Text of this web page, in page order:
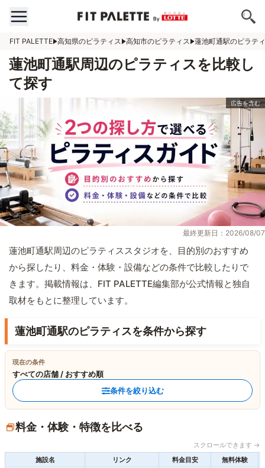
FIT PALETTE 高知県のピラティス 高知市のピラティス 蓮池町通駅のピラテ
蓮池町通駅周辺のピラティスを比較し
て探す
最終更新日：2026/08/07
蓮池町通駅周辺のピラティススタジオを、目的別のおすすめ
から探したり、料金・体験・設備などの条件で比較したりで
きます。掲載情報は、FIT PALETTE編集部が公式情報と独自
取材をもとに整理しています。
蓮池町通駅のピラティスを条件から探す
現在の条件
すべての店舗 / おすすめ順
条件を絞り込む
料金・体験・特徴を比べる
スクロールできます →
施設名
リンク 料金目安 無料体験